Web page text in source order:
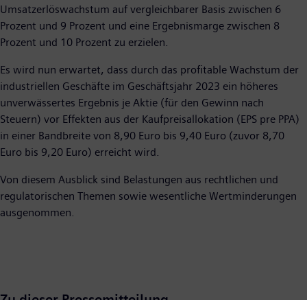
Umsatzerlöswachstum auf vergleichbarer Basis zwischen 6
Prozent und 9 Prozent und eine Ergebnismarge zwischen 8
Prozent und 10 Prozent zu erzielen.
Es wird nun erwartet, dass durch das profitable Wachstum der
industriellen Geschäfte im Geschäftsjahr 2023 ein höheres
unverwässertes Ergebnis je Aktie (für den Gewinn nach
Steuern) vor Effekten aus der Kaufpreisallokation (EPS pre PPA)
in einer Bandbreite von 8,90 Euro bis 9,40 Euro (zuvor 8,70
Euro bis 9,20 Euro) erreicht wird.
Von diesem Ausblick sind Belastungen aus rechtlichen und
regulatorischen Themen sowie wesentliche Wertminderungen
ausgenommen.